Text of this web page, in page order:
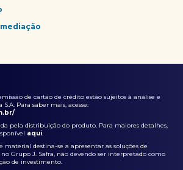
de cartão de crédito estão sujeitos à análise e
Para saber mais, acesse:
pela distribuição do produto. Para maiores detalhes,
aqui.
material destina-se a apresentar as soluções de
Grupo J. Safra, não devendo ser interpretado como
de investimento.